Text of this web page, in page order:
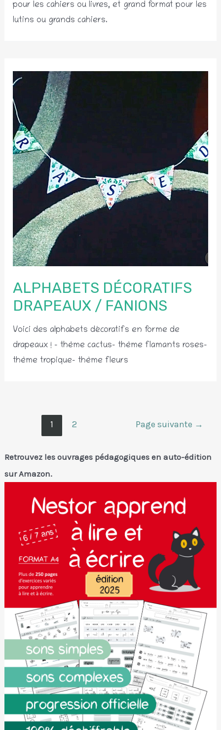
Retrouvez les ouvrages pédagogiques en auto-édition
sur Amazon.
pour les cahiers ou livres, et grand format pour les
lutins ou grands cahiers.
ALPHABETS DÉCORATIFS
DRAPEAUX / FANIONS
Voici des alphabets décoratifs en forme de
drapeaux ! – thème cactus– thème flamants roses–
thème tropique– thème fleurs
publications
1 2 Page suivante →